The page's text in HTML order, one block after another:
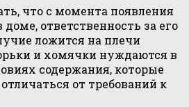
что с момента появления
ответственность за его
ложится на плечи
и хомячки нуждаются в
содержания, которые
от требований к